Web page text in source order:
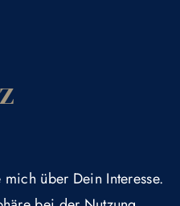
über Dein Interesse.